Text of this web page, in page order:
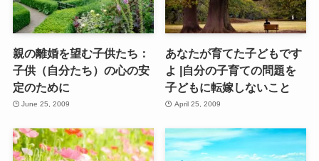
親の離婚を望む子供たち：
子供（自分たち）の心の安
定のために
June 25, 2009
あなたが育てた子どもです
よ |自分の子育ての問題を
子どもに転嫁しないこと
April 25, 2009